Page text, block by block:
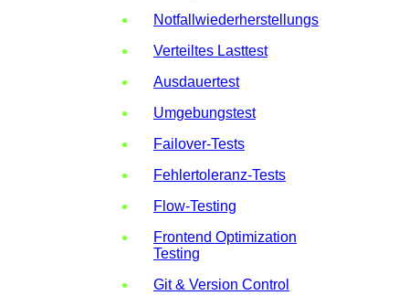
Notfallwiederherstellungstests
Verteiltes Lasttest
Ausdauertest
Umgebungstest
Failover-Tests
Fehlertoleranz-Tests
Flow-Testing
Frontend Optimization
Testing
Git & Version Control